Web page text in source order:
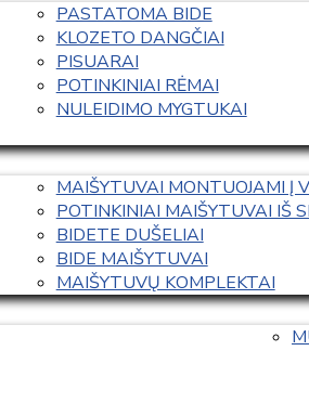
PASTATOMA BIDE
KLOZETO DANGČIAI
PISUARAI
POTINKINIAI RĖMAI
NULEIDIMO MYGTUKAI
MAIŠYTUVAI MONTUOJAMI Į
POTINKINIAI MAIŠYTUVAI IŠ
BIDETE DUŠELIAI
BIDE MAIŠYTUVAI
MAIŠYTUVŲ KOMPLEKTAI